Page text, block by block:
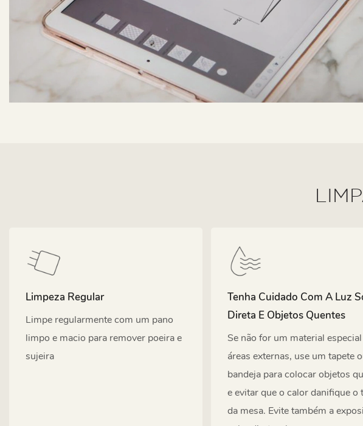
Limpeza Regular
Limpe regularmente com um pano
limpo e macio para remover poeira e
sujeira
Tenha Cuidado Com A Luz
Direta E Objetos Quentes
Se não for um material
áreas externas, use um tapete
bandeja para colocar objetos
e evitar que o calor danifique o
da mesa. Evite também a